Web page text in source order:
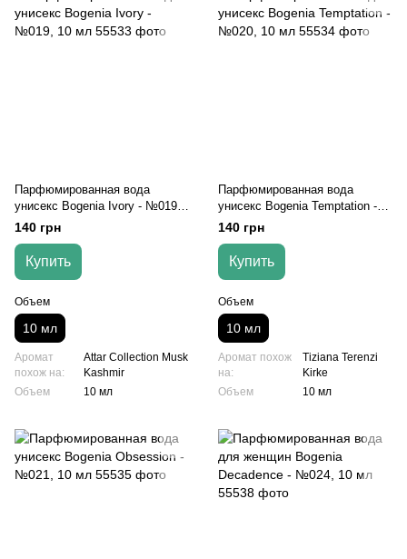
Парфюмированная вода
унисекс Bogenia Ivory - №019,
10 мл
140 грн
Купить
Объем
10 мл
Аромат
похож на:
Attar Collection Musk
Kashmir
Объем
10 мл
Парфюмированная вода
унисекс Bogenia Temptation -
№020, 10 мл
140 грн
Купить
Объем
10 мл
Аромат похож
на:
Tiziana Terenzi
Kirke
Объем
10 мл